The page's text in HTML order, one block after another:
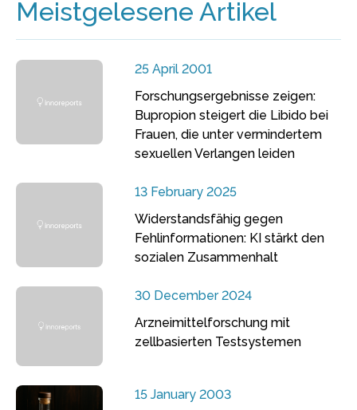
Meistgelesene Artikel
25 April 2001
Forschungsergebnisse zeigen:
Bupropion steigert die Libido bei
Frauen, die unter vermindertem
sexuellen Verlangen leiden
13 February 2025
Widerstandsfähig gegen
Fehlinformationen: KI stärkt den
sozialen Zusammenhalt
30 December 2024
Arzneimittelforschung mit
zellbasierten Testsystemen
15 January 2003